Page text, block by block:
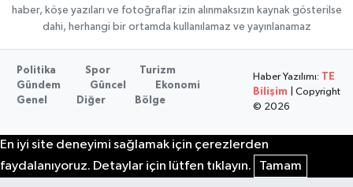
haber, köşe yazıları ve fotoğraflar izin alınmaksızın kaynak gösterilse
dahi, herhangi bir ortamda kullanılamaz ve yayınlanamaz
Politika Spor
Turizm
Gündem
Güncel
Ekonomi
Genel
Diğer Bölge
Haber Yazılımı:
TE
Bilişim | Copyright
© 2026
En iyi site deneyimi sağlamak için çerezlerden
faydalanıyoruz. Detaylar için lütfen tıklayın.
Tamam